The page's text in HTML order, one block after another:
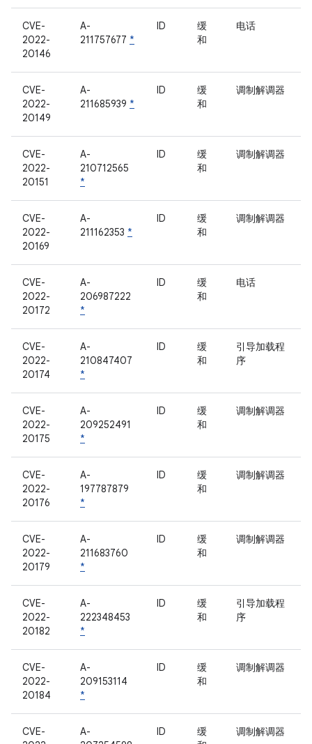
CVE-
2022-
20146
A-
211757677 *
ID
缓
和
电话
CVE-
2022-
20149
A-
211685939 *
ID
缓
和
调制解调器
CVE-
2022-
20151
A-
210712565
*
ID
缓
和
调制解调器
CVE-
2022-
20169
A-
211162353 *
ID
缓
和
调制解调器
CVE-
2022-
20172
A-
206987222
*
ID
缓
和
电话
CVE-
2022-
20174
A-
210847407
*
ID
缓
和
引导加载程
序
CVE-
2022-
20175
A-
209252491
*
ID
缓
和
调制解调器
CVE-
2022-
20176
A-
197787879
*
ID
缓
和
调制解调器
CVE-
2022-
20179
A-
211683760
*
ID
缓
和
调制解调器
CVE-
2022-
20182
A-
222348453
*
ID
缓
和
引导加载程
序
CVE-
2022-
20184
A-
209153114
*
ID
缓
和
调制解调器
CVE-
A-
ID
缓
调制解调器